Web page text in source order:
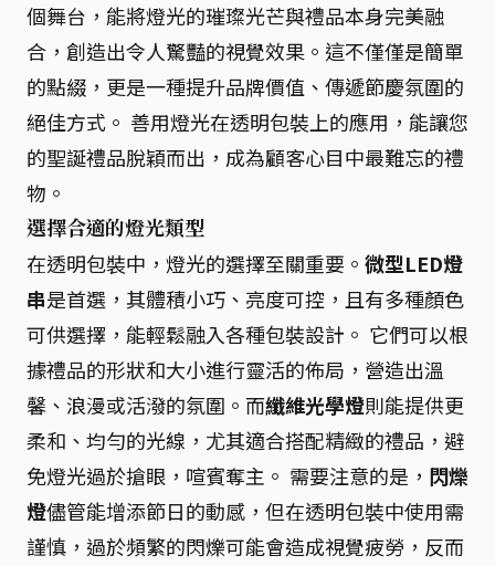
個舞台，能將燈光的璀璨光芒與禮品本身完美融
合，創造出令人驚豔的視覺效果。這不僅僅是簡單
的點綴，更是一種提升品牌價值、傳遞節慶氛圍的
絕佳方式。 善用燈光在透明包裝上的應用，能讓您
的聖誕禮品脫穎而出，成為顧客心目中最難忘的禮
物。
選擇合適的燈光類型
在透明包裝中，燈光的選擇至關重要。 微型LED燈
串是首選，其體積小巧、亮度可控，且有多種顏色
可供選擇，能輕鬆融入各種包裝設計。 它們可以根
據禮品的形狀和大小進行靈活的佈局，營造出溫
馨、浪漫或活潑的氛圍。而纖維光學燈則能提供更
柔和、均勻的光線，尤其適合搭配精緻的禮品，避
免燈光過於搶眼，喧賓奪主。 需要注意的是， 閃爍
燈儘管能增添節日的動感，但在透明包裝中使用需
謹慎，過於頻繁的閃爍可能會造成視覺疲勞，反而